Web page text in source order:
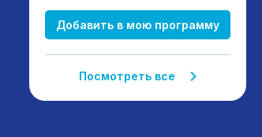
Добавить в мою программу
Посмотреть все